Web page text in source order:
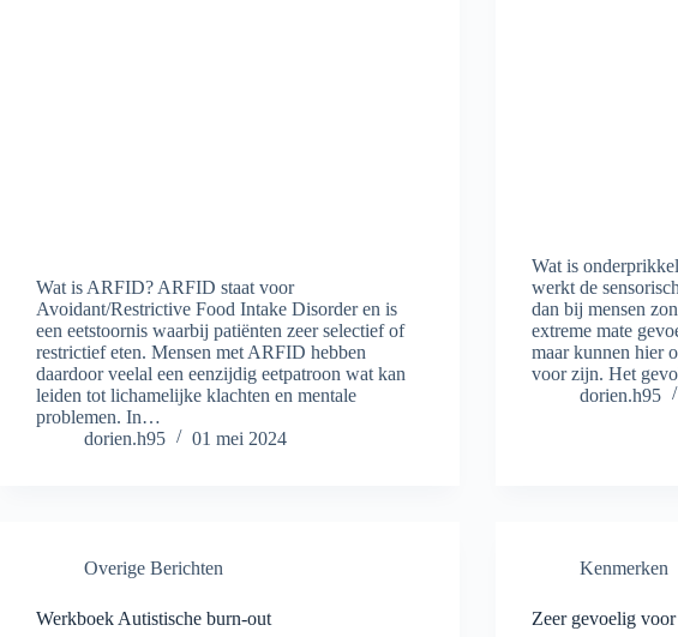
Wat is ARFID? ARFID staat voor
Avoidant/Restrictive Food Intake Disorder en is
een eetstoornis waarbij patiënten zeer selectief of
restrictief eten. Mensen met ARFID hebben
daardoor veelal een eenzijdig eetpatroon wat kan
leiden tot lichamelijke klachten en mentale
problemen. In…
dorien.h95
01 mei 2024
Wat is
werkt de
dan bij mensen
extreme mate
maar kunnen hier
voor zijn. Het
dorien.h95
Overige Berichten
Werkboek Autistische burn-out
Kenmerken
Zeer gevoelig